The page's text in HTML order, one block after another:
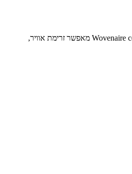
מזרן נושם 100% לעריסה. Wovenaire core מאפשר זרימת אוויר,